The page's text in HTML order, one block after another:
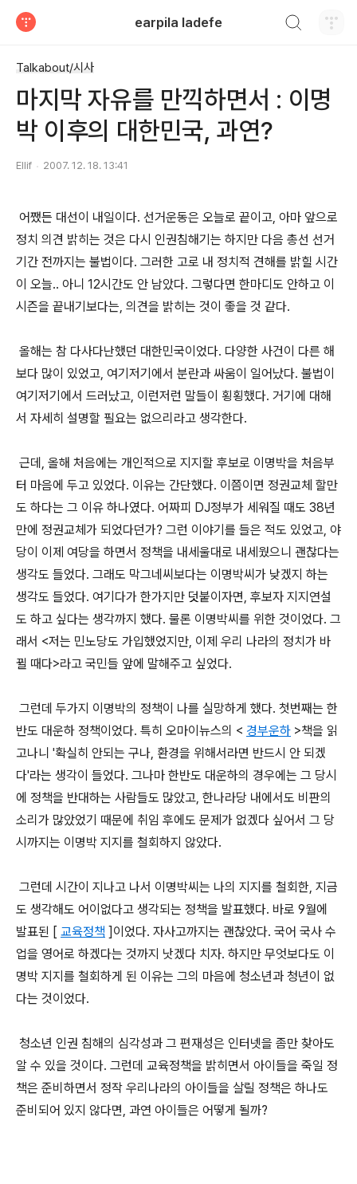
earpila ladefe
Talkabout/시사
마지막 자유를 만끽하면서 : 이명
박 이후의 대한민국, 과연?
Ellif 2007. 12. 18. 13:41
어쨌든 대선이 내일이다. 선거운동은 오늘로 끝이고, 아마 앞으로
정치 의견 밝히는 것은 다시 인권침해기는 하지만 다음 총선 선거
기간 전까지는 불법이다. 그러한 고로 내 정치적 견해를 밝힐 시간
이 오늘.. 아니 12시간도 안 남았다. 그렇다면 한마디도 안하고 이
시즌을 끝내기보다는, 의견을 밝히는 것이 좋을 것 같다.
올해는 참 다사다난했던 대한민국이었다. 다양한 사건이 다른 해
보다 많이 있었고, 여기저기에서 분란과 싸움이 일어났다. 불법이
여기저기에서 드러났고, 이런저런 말들이 횡횡했다. 거기에 대해
서 자세히 설명할 필요는 없으리라고 생각한다.
근데, 올해 처음에는 개인적으로 지지할 후보로 이명박을 처음부
터 마음에 두고 있었다. 이유는 간단했다. 이쯤이면 정권교체 할만
도 하다는 그 이유 하나였다. 어짜피 DJ정부가 세워질 때도 38년
만에 정권교체가 되었다던가? 그런 이야기를 들은 적도 있었고, 야
당이 이제 여당을 하면서 정책을 내세울대로 내세웠으니 괜찮다는
생각도 들었다. 그래도 막그네씨보다는 이명박씨가 낮겠지 하는
생각도 들었다. 여기다가 한가지만 덧붙이자면, 후보자 지지연설
도 하고 싶다는 생각까지 했다. 물론 이명박씨를 위한 것이었다. 그
래서 <저는 민노당도 가입했었지만, 이제 우리 나라의 정치가 바
뀔 때다>라고 국민들 앞에 말해주고 싶었다.
그런데 두가지 이명박의 정책이 나를 실망하게 했다. 첫번째는 한
반도 대운하 정책이었다. 특히 오마이뉴스의 < 경부운하 >책을 읽
고나니 '확실히 안되는 구나, 환경을 위해서라면 반드시 안 되겠
다'라는 생각이 들었다. 그나마 한반도 대운하의 경우에는 그 당시
에 정책을 반대하는 사람들도 많았고, 한나라당 내에서도 비판의
소리가 많았었기 때문에 취임 후에도 문제가 없겠다 싶어서 그 당
시까지는 이명박 지지를 철회하지 않았다.
그런데 시간이 지나고 나서 이명박씨는 나의 지지를 철회한, 지금
도 생각해도 어이없다고 생각되는 정책을 발표했다. 바로 9월에
발표된 [ 교육정책 ]이었다. 자사고까지는 괜찮았다. 국어 국사 수
업을 영어로 하겠다는 것까지 낫겠다 치자. 하지만 무엇보다도 이
명박 지지를 철회하게 된 이유는 그의 마음에 청소년과 청년이 없
다는 것이었다.
청소년 인권 침해의 심각성과 그 편재성은 인터넷을 좀만 찾아도
알 수 있을 것이다. 그런데 교육정책을 밝히면서 아이들을 죽일 정
책은 준비하면서 정작 우리나라의 아이들을 살릴 정책은 하나도
준비되어 있지 않다면, 과연 아이들은 어떻게 될까?